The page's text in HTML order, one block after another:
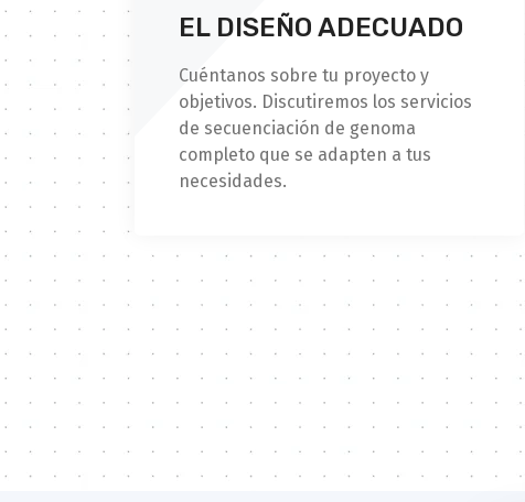
EL DISEÑO ADECUADO
Cuéntanos sobre tu proyecto y
objetivos. Discutiremos los servicios
de secuenciación de genoma
completo que se adapten a tus
necesidades.